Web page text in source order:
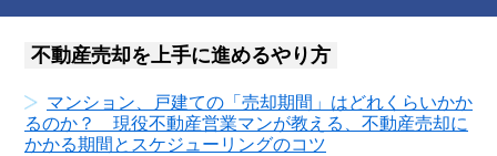
不動産売却を上手に進めるやり方
マンション、戸建ての「売却期間」はどれくらいかか
るのか？ 現役不動産営業マンが教える、不動産売却に
かかる期間とスケジューリングのコツ